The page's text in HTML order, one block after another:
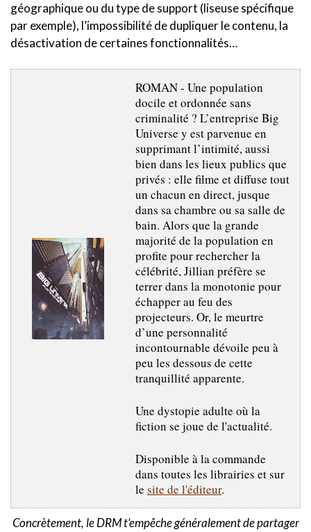
géographique ou du type de support (liseuse spécifique
par exemple), l’impossibilité de dupliquer le contenu, la
désactivation de certaines fonctionnalités…
ROMAN - Une population
docile et ordonnée sans
criminalité ? L’entreprise Big
Universe y est parvenue en
supprimant l’intimité, aussi
bien dans les lieux publics que
privés : elle filme et diffuse tout
un chacun en direct, jusque
dans sa chambre ou sa salle de
bain. Alors que la grande
majorité de la population en
profite pour rechercher la
célébrité, Jillian préfère se
terrer dans la monotonie pour
échapper au feu des
projecteurs. Or, le meurtre
d’une personnalité
incontournable dévoile peu à
peu les dessous de cette
tranquillité apparente.
Une dystopie adulte où la
fiction se joue de l'actualité.
Disponible à la commande
dans toutes les librairies et sur
le site de l'éditeur.
Concrètement, le DRM t’empêche généralement de partager